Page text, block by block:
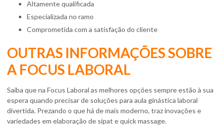
altamente qualificada
especializada no ramo
comprometida com a satisfação do cliente
OUTRAS INFORMAÇÕES SOBRE
A FOCUS LABORAL
Saiba que na Focus Laboral as melhores opções sempre estão à sua
espera quando precisar de soluções para aula ginástica laboral
divertida. Prezando o que há de mais moderno, traz inovações e
variedades em elaboração de sipat e quick massage.